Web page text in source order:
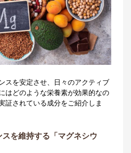
スを安定させ、日々のアクティブ
はどのような栄養素が効果的なの
証されている成分をご紹介しま
を維持する「マグネシウ